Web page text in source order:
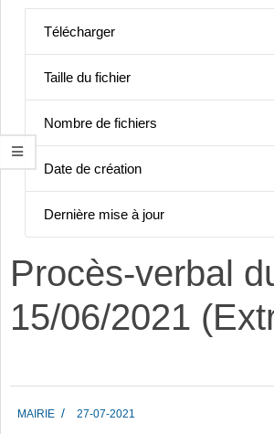
Télécharger
Taille du fichier
Nombre de fichiers
Date de création
Dernière mise à jour
Procès-verbal
15/06/2021
07-
MAIRIE 27-07-2021